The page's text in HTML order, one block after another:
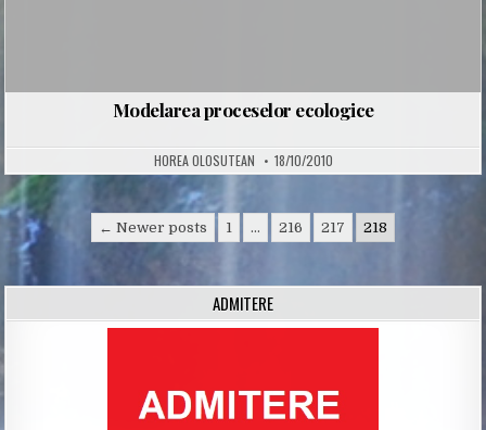
Modelarea proceselor ecologice
HOREA OLOSUTEAN 18/10/2010
Posts
navigation
← Newer posts 1 … 216 217 218
ADMITERE